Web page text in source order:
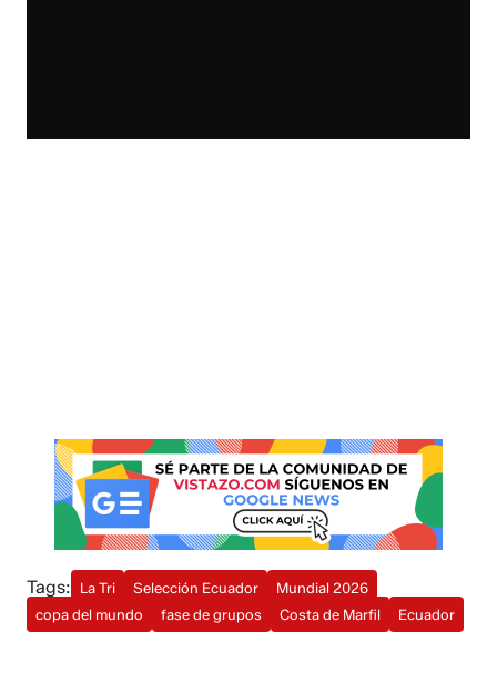
Tags: La Tri Selección Ecuador
Mundial 2026
copa del mundo
fase de grupos Costa de Marfil Ecuador